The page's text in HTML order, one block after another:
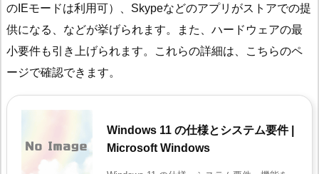
のIEモードは利用可）、Skypeなどのアプリがストアでの提
供になる、などが挙げられます。また、ハードウェアの最
小要件も引き上げられます。これらの詳細は、こちらのペ
ージで確認できます。
Windows 11 の仕様とシステム要件 |
Microsoft Windows